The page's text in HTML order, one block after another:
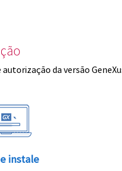
da versão
instale